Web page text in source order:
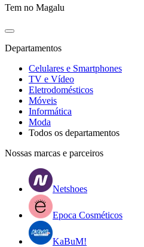
Tem no Magalu
Departamentos
Celulares e Smartphones
TV e Vídeo
Eletrodomésticos
Móveis
Informática
Moda
Todos os departamentos
Nossas marcas e parceiros
Netshoes
Epoca Cosméticos
KaBuM!